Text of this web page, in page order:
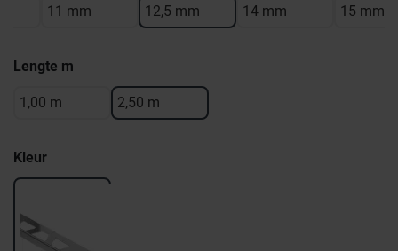
11 mm 12,5 mm 14 mm 15 mm
Lengte m
1,00 m 2,50 m
Kleur